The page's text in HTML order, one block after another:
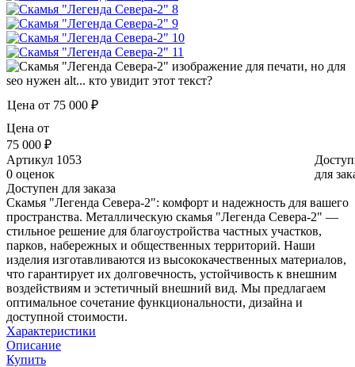
Цена от 75 000 ₽
Цена от
75 000 ₽
для
Артикул 1053
0 оценок
Доступен для заказа
Скамья "Легенда Севера-2": комфорт и надежность для вашего
пространства. Металлическую скамья "Легенда Севера-2" —
стильное решение для благоустройства частных участков,
парков, набережных и общественных территорий. Наши
изделия изготавливаются из высококачественных материалов,
что гарантирует их долговечность, устойчивость к внешним
воздействиям и эстетичный внешний вид. Мы предлагаем
оптимальное сочетание функциональности, дизайна и
доступной стоимости.
Характеристики
Описание
Купить